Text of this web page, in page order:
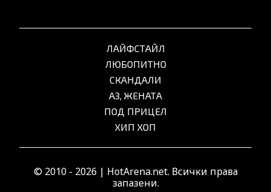
ЛАЙФСТАЙЛ
ЛЮБОПИТНО
СКАНДАЛИ
АЗ, ЖЕНАТА
ПОД ПРИЦЕЛ
ХИП ХОП
© 2010 - 2026 | HotArena.net. Всички права
запазени.